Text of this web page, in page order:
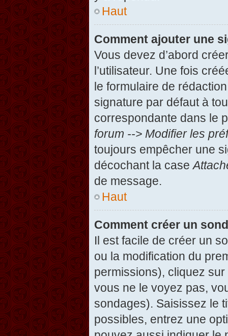
Haut
Comment ajouter une
Vous devez d’abord
l’utilisateur. Une fois
le formulaire de
signature par défaut à
correspondante dans le
forum --> Modifier les
toujours empêcher une
décochant la case
de message.
Haut
Comment créer un
Il est facile de créer un
ou la modification du
permissions), cliquez sur
vous ne le voyez pas,
sondages). Saisissez le
possibles, entrez une